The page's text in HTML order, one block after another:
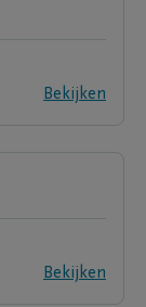
Bekijken
Bekijken